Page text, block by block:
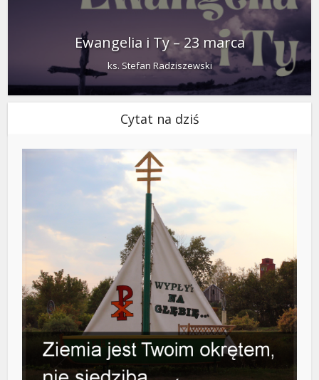
Ewangelia i Ty – 23 marca
ks. Stefan Radziszewski
Cytat na dziś